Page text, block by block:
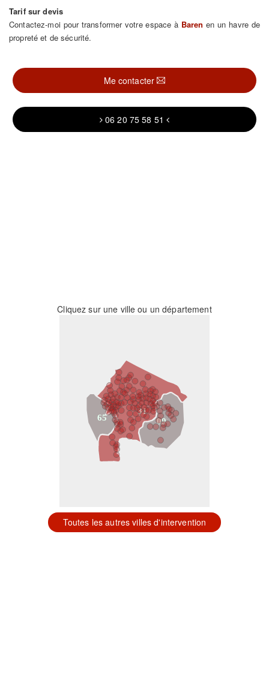
Tarif sur devis
Contactez-moi pour transformer votre espace à Baren en un havre de
propreté et de sécurité.
Me contacter
06 20 75 58 51
Cliquez sur une ville ou un département
31
09
65
Toutes les autres villes d'intervention